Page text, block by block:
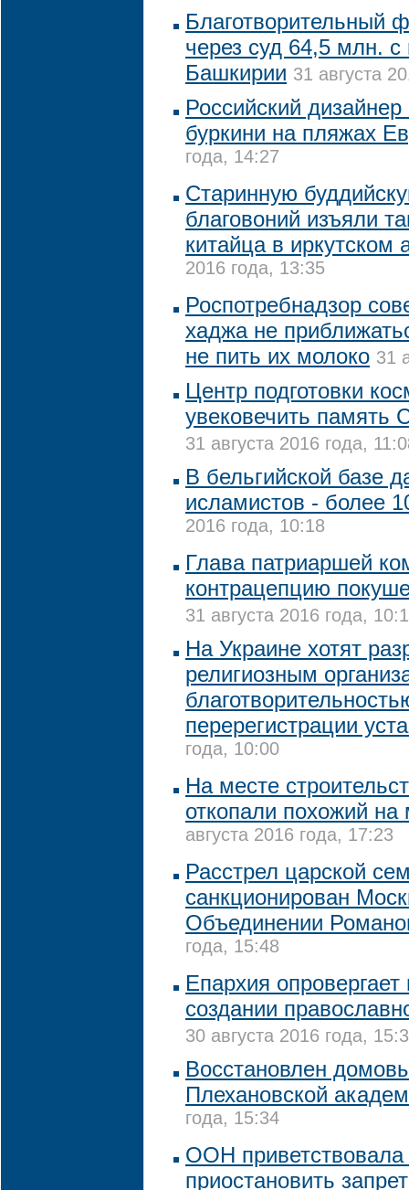
Благотворительный
через суд 64,5 млн.
Башкирии 31 августа
Российский
буркини на пляжах
года, 14:27
Старинную
благовоний изъяли
китайца в иркутском
2016 года, 13:35
Роспотребнадзор
хаджа не
не пить их молоко 31
Центр подготовки
увековечить память
31 августа 2016 года,
В бельгийской базе
исламистов - более
2016 года, 10:18
Глава патриаршей
контрацепцию
31 августа 2016 года,
На Украине хотят
религиозным
перерегистрации
года, 10:00
На месте
откопали похожий
августа 2016 года, 17:23
Расстрел царской
санкционирован
Объединении
года, 15:48
Епархия
создании
30 августа 2016 года,
Восстановлен
Плехановской
года, 15:34
ООН
приостановить